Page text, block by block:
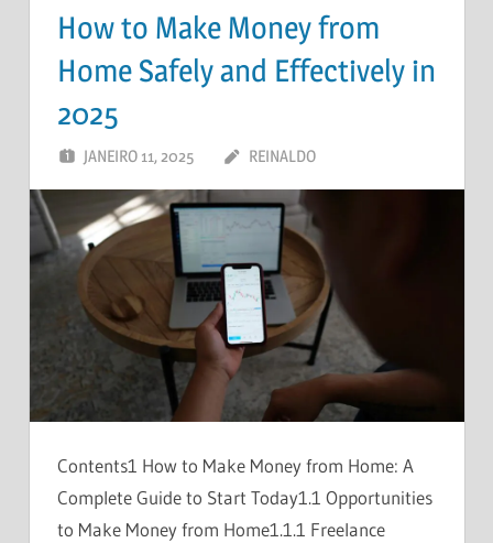
How to Make Money from
Home Safely and Effectively in
2025
JANEIRO 11, 2025 REINALDO
Contents1 How to Make Money from Home: A
Complete Guide to Start Today1.1 Opportunities
to Make Money from Home1.1.1 Freelance